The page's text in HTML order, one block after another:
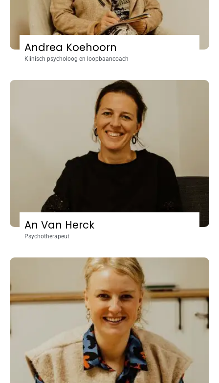
Andrea Koehoorn
Klinisch psycholoog en loopbaancoach
An Van Herck
Psychotherapeut